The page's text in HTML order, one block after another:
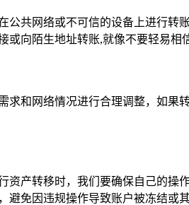
共网络或不可信的设备上进行
向陌生地址转账,就像不要轻易相
和网络情况进行合理调整，如
产转移时，我们要确保自己的
免因违规操作导致账户被冻结或